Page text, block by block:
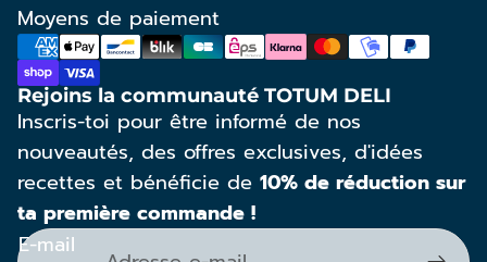
Moyens de paiement
Rejoins la communauté TOTUM DELI
Inscris-toi pour être informé de nos
nouveautés, des offres exclusives, d'idées
recettes et bénéficie de 10% de réduction sur
ta première commande !
E-mail